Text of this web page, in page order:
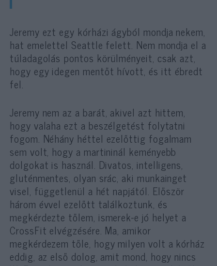
Jeremy ezt egy kórházi ágyból mondja nekem,
hat emelettel Seattle felett. Nem mondja el a
túladagolás pontos körülményeit, csak azt,
hogy egy idegen mentőt hívott, és itt ébredt
fel.
Jeremy nem az a barát, akivel azt hittem,
hogy valaha ezt a beszélgetést folytatni
fogom. Néhány héttel ezelőttig fogalmam
sem volt, hogy a martininál keményebb
dolgokat is használ. Divatos, intelligens,
gluténmentes, olyan srác, aki munkainget
visel, függetlenül a hét napjától. Először
három évvel ezelőtt találkoztunk, és
megkérdezte tőlem, ismerek-e jó helyet a
CrossFit elvégzésére. Ma, amikor
megkérdezem tőle, hogy milyen volt a kórház
eddig, az első dolog, amit mond, hogy nincs